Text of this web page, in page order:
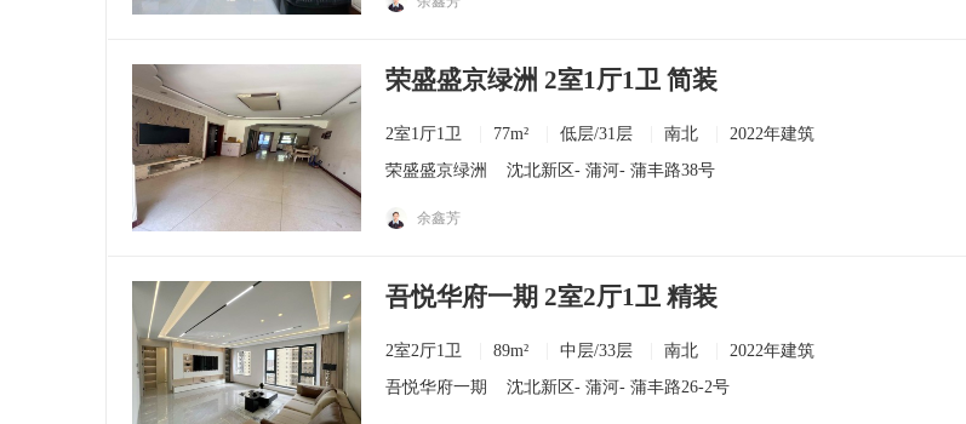
荣盛盛京绿洲 2室1厅1卫 简装
2室1厅1卫 77m² 低层/31层 南北
2022年建筑
荣盛盛京绿洲
沈北新区- 蒲河- 蒲丰路38号
余鑫芳
吾悦华府一期 2室2厅1卫 精装
2室2厅1卫 89m² 中层/33层 南北
2022年建筑
吾悦华府一期
沈北新区- 蒲河- 蒲丰路26-2号